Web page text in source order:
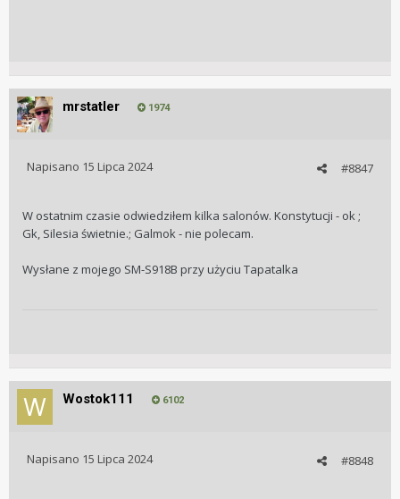
mrstatler 1974
#8847
Napisano 15 Lipca 2024
W ostatnim czasie odwiedziłem kilka salonów. Konstytucji - ok ;
Gk, Silesia świetnie.; Galmok - nie polecam.
Wysłane z mojego SM-S918B przy użyciu Tapatalka
Wostok111 6102
#8848
Napisano 15 Lipca 2024